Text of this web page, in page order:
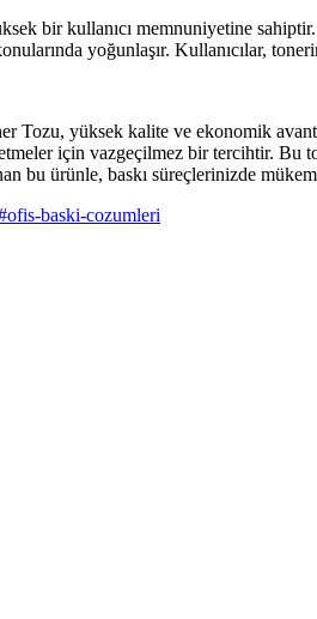
bir kullanıcı memnuniyetine
yoğunlaşır. Kullanıcılar,
yüksek kalite ve ekonomik
için vazgeçilmez bir tercihtir.
bu ürünle, baskı süreçlerinizde
ofis-baski-cozumleri